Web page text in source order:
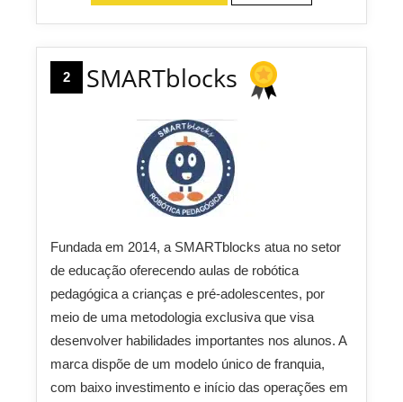
2 SMARTblocks
Fundada em 2014, a SMARTblocks atua no setor
de educação oferecendo aulas de robótica
pedagógica a crianças e pré-adolescentes, por
meio de uma metodologia exclusiva que visa
desenvolver habilidades importantes nos alunos. A
marca dispõe de um modelo único de franquia,
com baixo investimento e início das operações em